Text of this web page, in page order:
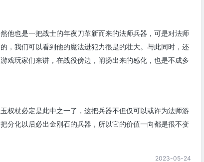
他也是一把战士的年夜刀革新而来的法师兵器，可是对法师
，我们可以看到他的魔法进犯力很是的壮大。与此同时，还
戏玩家们来讲，在战役傍边，阐扬出来的感化，也是不成多
权杖必定是此中之一了，这把兵器不但仅可以或许为法师游
分化以后必出金刚石的兵器，所以它的价值一向都是很不变
2023-05-24